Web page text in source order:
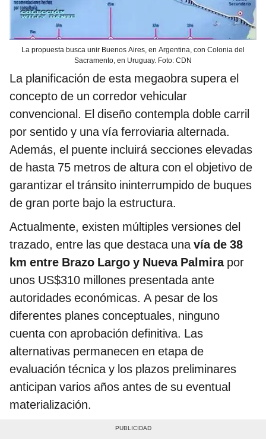
La propuesta busca unir Buenos Aires, en Argentina, con Colonia del
Sacramento, en Uruguay. Foto: CDN
La planificación de esta megaobra supera el
concepto de un corredor vehicular
convencional. El diseño contempla doble carril
por sentido y una vía ferroviaria alternada.
Además, el puente incluirá secciones elevadas
de hasta 75 metros de altura con el objetivo de
garantizar el tránsito ininterrumpido de buques
de gran porte bajo la estructura.
Actualmente, existen múltiples versiones del
trazado, entre las que destaca una vía de 38
km entre Brazo Largo y Nueva Palmirapor
unos US$310 millones presentada ante
autoridades económicas. A pesar de los
diferentes planes conceptuales, ninguno
cuenta con aprobación definitiva. Las
alternativas permanecen en etapa de
evaluación técnica y los plazos preliminares
anticipan varios años antes de su eventual
materialización.